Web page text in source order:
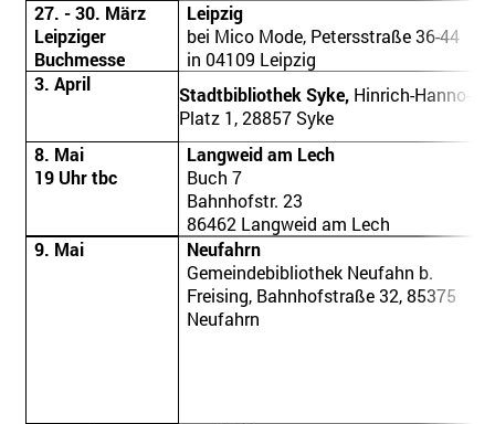
27. - 30. März
Leipziger
Buchmesse
Leipzig
bei Mico Mode, Petersstraße 36-44
in 04109 Leipzig
3. April
Stadtbibliothek Syke, Hinrich-Hanno-
Platz 1, 28857 Syke
8. Mai
19 Uhr tbc
Langweid am Lech
Buch 7
Bahnhofstr. 23
86462 Langweid am Lech
9. Mai
Neufahrn
Gemeindebibliothek Neufahn b.
Freising, Bahnhofstraße 32, 85375
Neufahrn